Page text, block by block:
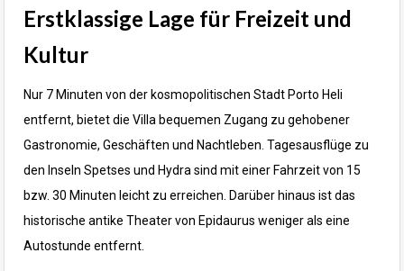
Erstklassige Lage für Freizeit und
Kultur
Nur 7 Minuten von der kosmopolitischen Stadt Porto Heli
entfernt, bietet die Villa bequemen Zugang zu gehobener
Gastronomie, Geschäften und Nachtleben. Tagesausflüge zu
den Inseln Spetses und Hydra sind mit einer Fahrzeit von 15
bzw. 30 Minuten leicht zu erreichen. Darüber hinaus ist das
historische antike Theater von Epidaurus weniger als eine
Autostunde entfernt.